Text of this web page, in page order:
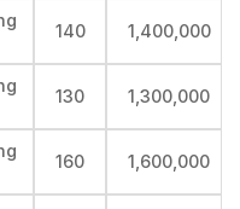
140 1,400,000
130 1,300,000
160 1,600,000